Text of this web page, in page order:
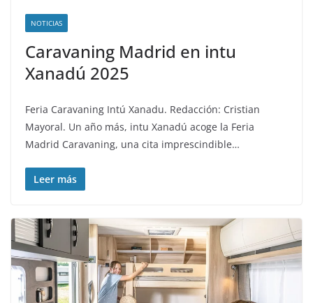
NOTICIAS
Caravaning Madrid en intu
Xanadú 2025
Feria Caravaning Intú Xanadu. Redacción: Cristian
Mayoral. Un año más, intu Xanadú acoge la Feria
Madrid Caravaning, una cita imprescindible…
Leer más